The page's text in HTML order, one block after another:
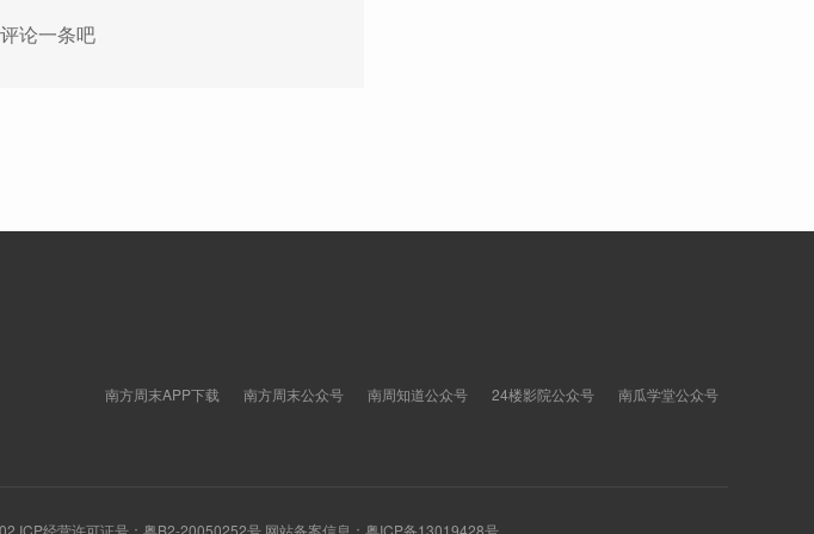
论一条吧
南方周末APP下载
南方周末公众号 南周知道公众号 24楼影院公众号 南瓜学堂公众号